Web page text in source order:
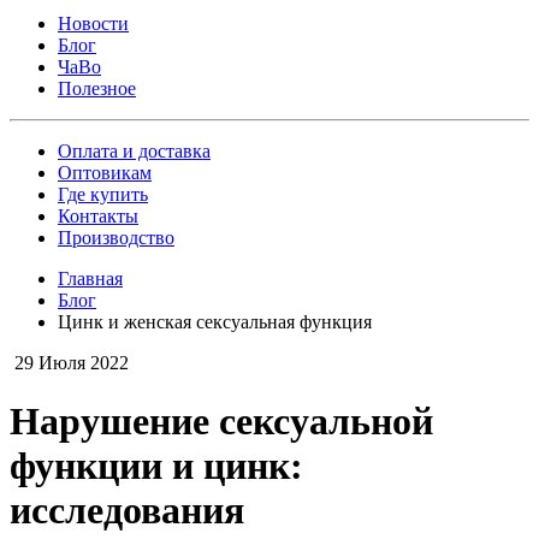
Новости
Блог
ЧаВо
Полезное
Оплата и доставка
Оптовикам
Где купить
Контакты
Производство
Главная
Блог
Цинк и женская сексуальная функция
29 Июля 2022
Нарушение сексуальной
функции и цинк:
исследования